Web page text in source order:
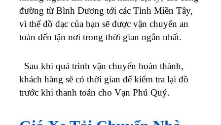
Giá Xe Tải Chuyển Nhà
Trọ Đi Tỉnh Phụ Thuộc
Giá chuyển nhà liên tỉnhcủa chúng tôi sẽ
phụ thuộc rất nhiều vào các yếu tố như: